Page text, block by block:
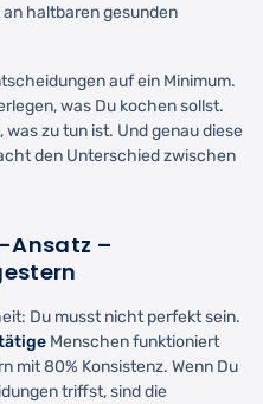
haltbaren gesunden
auf ein Minimum.
was Du kochen sollst.
zu tun ist. Und genau diese
den Unterschied zwischen
Ansatz –
Du musst nicht perfekt sein.
Menschen funktioniert
mit 80% Konsistenz. Wenn Du
triffst, sind die